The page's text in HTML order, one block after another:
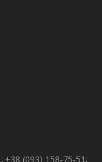
; +38 (093) 158-75-51;